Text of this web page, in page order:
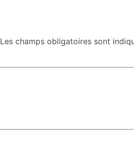
Les champs obligatoires sont